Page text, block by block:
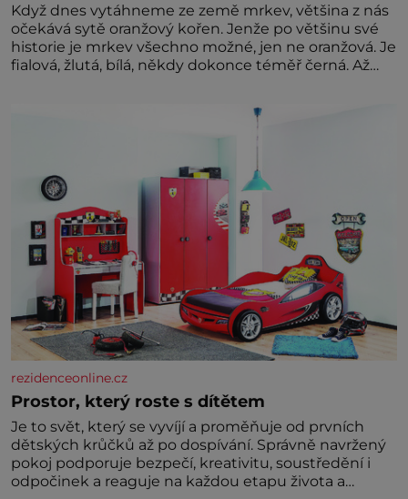
Když dnes vytáhneme ze země mrkev, většina z nás
očekává sytě oranžový kořen. Jenže po většinu své
historie je mrkev všechno možné, jen ne oranžová. Je
fialová, žlutá, bílá, někdy dokonce téměř černá. Až
nedokážeme představit. Její příběh je
rezidenceonline.cz
Prostor, který roste s dítětem
Je to svět, který se vyvíjí a proměňuje od prvních
dětských krůčků až po dospívání. Správně navržený
pokoj podporuje bezpečí, kreativitu, soustředění i
odpočinek a reaguje na každou etapu života a